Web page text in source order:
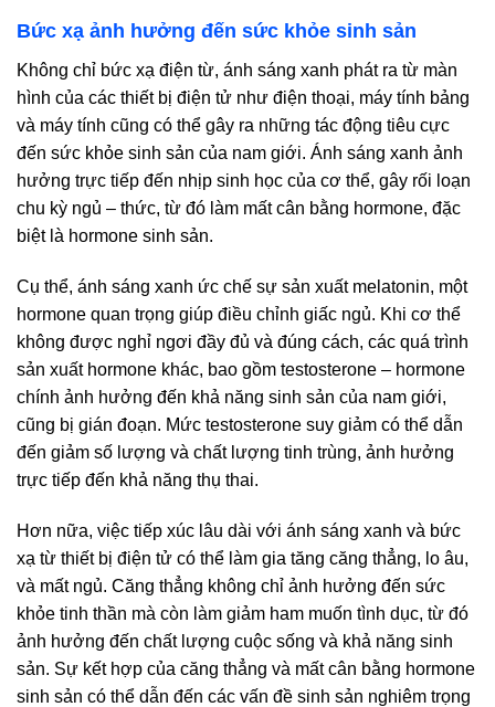
Bức xạ ảnh hưởng đến sức khỏe sinh sản
Không chỉ bức xạ điện từ, ánh sáng xanh phát ra từ màn
hình của các thiết bị điện tử như điện thoại, máy tính bảng
và máy tính cũng có thể gây ra những tác động tiêu cực
đến sức khỏe sinh sản của nam giới. Ánh sáng xanh ảnh
hưởng trực tiếp đến nhịp sinh học của cơ thể, gây rối loạn
chu kỳ ngủ – thức, từ đó làm mất cân bằng hormone, đặc
biệt là hormone sinh sản.
Cụ thể, ánh sáng xanh ức chế sự sản xuất melatonin, một
hormone quan trọng giúp điều chỉnh giấc ngủ. Khi cơ thể
không được nghỉ ngơi đầy đủ và đúng cách, các quá trình
sản xuất hormone khác, bao gồm testosterone – hormone
chính ảnh hưởng đến khả năng sinh sản của nam giới,
cũng bị gián đoạn. Mức testosterone suy giảm có thể dẫn
đến giảm số lượng và chất lượng tinh trùng, ảnh hưởng
trực tiếp đến khả năng thụ thai.
Hơn nữa, việc tiếp xúc lâu dài với ánh sáng xanh và bức
xạ từ thiết bị điện tử có thể làm gia tăng căng thẳng, lo âu,
và mất ngủ. Căng thẳng không chỉ ảnh hưởng đến sức
khỏe tinh thần mà còn làm giảm ham muốn tình dục, từ đó
ảnh hưởng đến chất lượng cuộc sống và khả năng sinh
sản. Sự kết hợp của căng thẳng và mất cân bằng hormone
sinh sản có thể dẫn đến các vấn đề sinh sản nghiêm trọng